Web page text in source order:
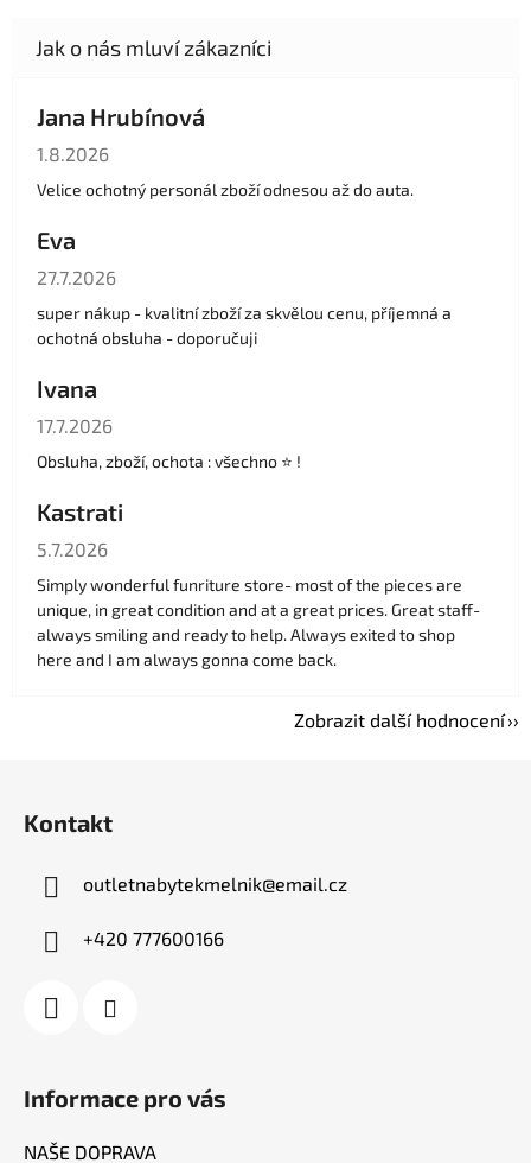
Jana Hrubínová
Hodnocení obchodu je 5 z 5 hvězdiček.
1.8.2026
Velice ochotný personál zboží odnesou až do auta.
Eva
Hodnocení obchodu je 5 z 5 hvězdiček.
27.7.2026
super nákup - kvalitní zboží za skvělou cenu, příjemná a
ochotná obsluha - doporučuji
Ivana
Hodnocení obchodu je 5 z 5 hvězdiček.
17.7.2026
Obsluha, zboží, ochota : všechno ⭐️ !
Kastrati
Hodnocení obchodu je 5 z 5 hvězdiček.
5.7.2026
Simply wonderful funriture store- most of the pieces are
unique, in great condition and at a great prices. Great staff-
always smiling and ready to help. Always exited to shop
here and I am always gonna come back.
Zobrazit další hodnocení
Kontakt
outletnabytekmelnik@email.cz
+420 777600166
Informace pro vás
NAŠE DOPRAVA